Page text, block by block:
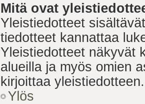
Mitä ovat
Yleistiedotteet
tiedotteet kannattaa
Yleistiedotteet näkyvät
alueilla ja myös omien
kirjoittaa
Ylös